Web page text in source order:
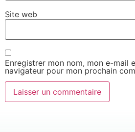
Site web
Enregistrer mon nom, mon e-mail
navigateur pour mon prochain